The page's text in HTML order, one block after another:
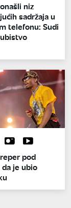
niz
sadržaja u
telefonu: Sudi
pod
je ubio